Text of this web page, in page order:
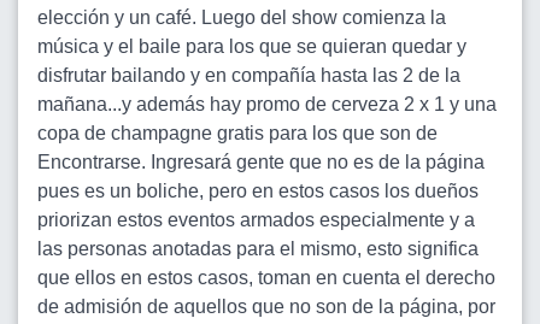
elección y un café. Luego del show comienza la
música y el baile para los que se quieran quedar y
disfrutar bailando y en compañía hasta las 2 de la
mañana...y además hay promo de cerveza 2 x 1 y una
copa de champagne gratis para los que son de
Encontrarse. Ingresará gente que no es de la página
pues es un boliche, pero en estos casos los dueños
priorizan estos eventos armados especialmente y a
las personas anotadas para el mismo, esto significa
que ellos en estos casos, toman en cuenta el derecho
de admisión de aquellos que no son de la página, por